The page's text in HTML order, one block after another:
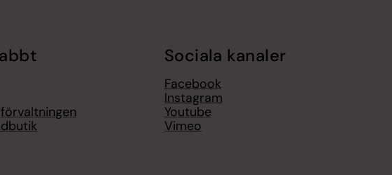
Sociala kanaler
Facebook
Instagram
Youtube
Vimeo